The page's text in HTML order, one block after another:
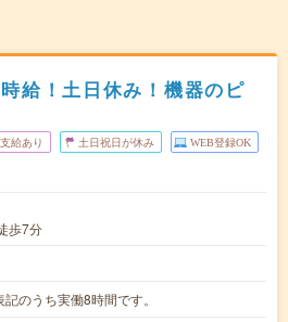
給！土日休み！機器のピ
給あり 土日祝日が休み WEB登録OK
歩7分
のうち実働8時間です。